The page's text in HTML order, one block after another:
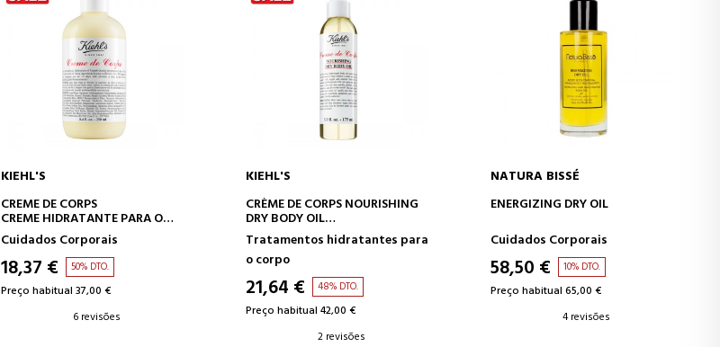
ADICIONAR AO CARRINHO
KIEHL'S
CREME DE CORPS
CREME HIDRATANTE PARA O
CORPO
Cuidados Corporais
18,37 € 50% DTO.
Preço habitual 37,00 €
6 revisões
ADICIONAR AO CARRINHO
KIEHL'S
CRÈME DE CORPS NOURISHING
DRY BODY OIL
TRATAMENTO HIDRATANTE
CORPORAL
Tratamentos hidratantes para
o corpo
21,64 € 48% DTO.
Preço habitual 42,00 €
2 revisões
ADICIONAR AO CARRINHO
NATURA BISSÉ
ENERGIZING DRY OIL
Cuidados Corporais
58,50 € 10% DTO.
Preço habitual 65,00 €
4 revisões